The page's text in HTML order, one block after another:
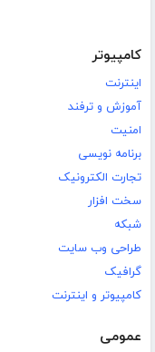
کامپیوتر
اینترنت
آموزش و ترفند
امنیت
برنامه نویسی
تجارت الکترونیک
سخت افزار
شبکه
طراحی وب سایت
گرافیک
کامپیوتر و اینترنت
عمومی